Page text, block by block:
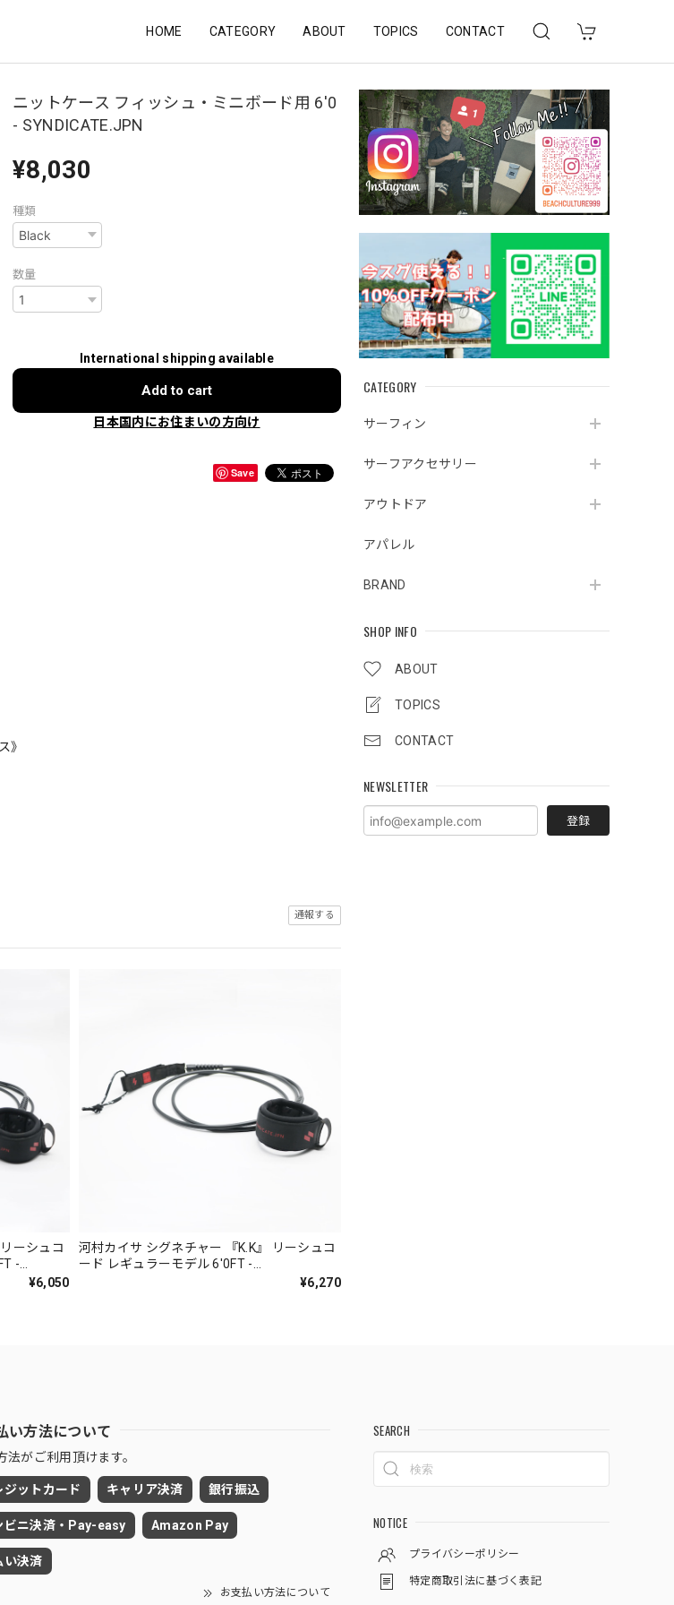
HOME CATEGORY ABOUT TOPICS CONTACT
CATEGORY
サーフィン
サーフアクセサリー
アウトドア
アパレル
BRAND
SHOP INFO
ABOUT
TOPICS
CONTACT
NEWSLETTER
登録
ニットケース フィッシュ・ミニボード用 6'0
- SYNDICATE.JPN
¥8,030
種類
数量
International shipping available
Add to cart
日本国内にお住まいの方向け
Save
》
通報する
ーシュコ
-
¥6,050
河村カイサ シグネチャー 『K.K』 リーシュコ
ード レギュラーモデル 6'0FT -
¥6,270
い方法について
法がご利用頂けます。
ジットカード キャリア決済 銀行振込
ビニ決済・Pay-easy Amazon Pay
い決済
お支払い方法について
SEARCH
NOTICE
プライバシーポリシー
特定商取引法に基づく表記